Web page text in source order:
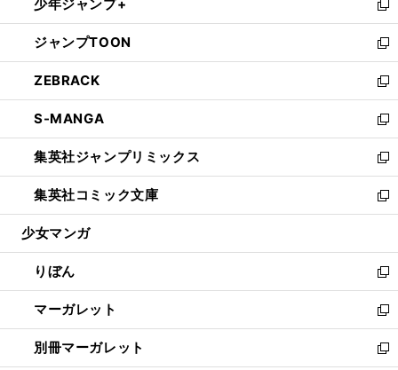
く
で
開
く
ド
ウ
で
開
く
ィ
ン
ド
ウ
で
開
く
い
ウ
ィ
ン
ド
ウ
で
開
く
少年ジャンプ+
新
し
い
ウ
ィ
ン
ド
ウ
で
開
く
ジャンプTOON
新
し
い
ウ
ィ
ン
ド
ウ
で
開
ZEBRACK
新
し
い
ウ
ィ
ン
ド
ウ
開
く
S-MANGA
新
し
い
ウ
ィ
ン
ウ
で
開
く
集英社ジャンプリミックス
新
し
い
ウ
ン
ド
ウ
で
開
く
集英社コミック文庫
新
し
ウ
ィ
ン
ド
ウ
で
開
少女マンガ
りぼん
新
し
い
ウ
ィ
マーガレット
新
し
い
別冊マーガレット
新